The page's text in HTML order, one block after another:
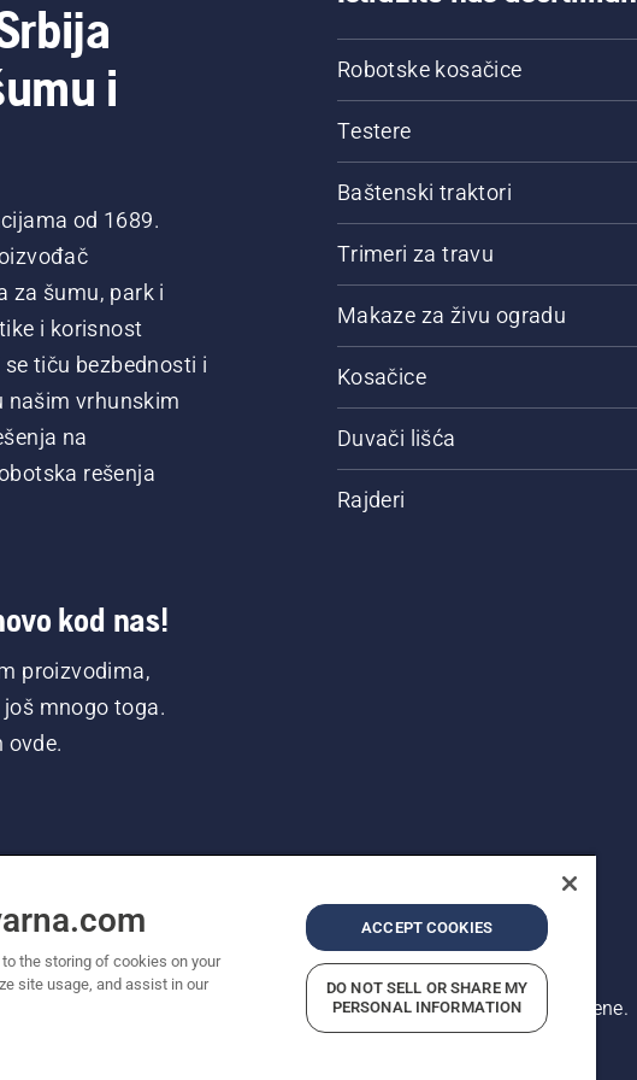
i
od 1689.
za šumu, park i
i korisnost
tiču bezbednosti i
našim vrhunskim
na
rešenja
kod nas!
proizvodima,
mnogo toga.
ovde.
Robotske kosačice
Testere
Baštenski traktori
Trimeri za travu
Makaze za živu ogradu
Kosačice
Duvači lišća
Rajderi
prava zadržana. Prikazane cene su preporučene maloprodajne cene.
Impresum Prijavite sumnjive prekršaje
the storing of cookies on your
site usage, and assist in our
ACCEPT COOKIES
DO NOT SELL OR SHARE MY
PERSONAL INFORMATION